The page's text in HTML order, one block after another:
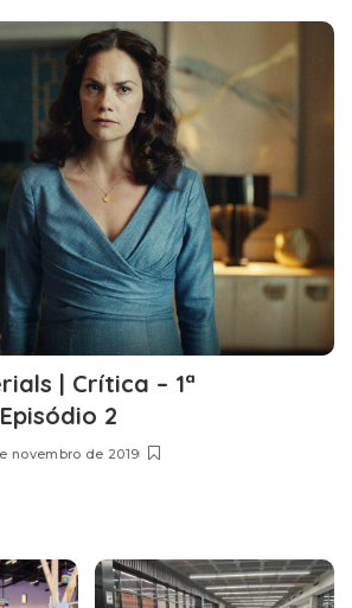
| Crítica – 1ª
2
novembro de 2019